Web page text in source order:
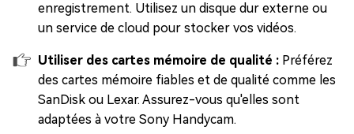
enregistrement. Utilisez un disque dur externe ou
un service de cloud pour stocker vos vidéos.
Utiliser des cartes mémoire de qualité : Préférez
des cartes mémoire fiables et de qualité comme les
SanDisk ou Lexar. Assurez-vous qu'elles sont
adaptées à votre Sony Handycam.